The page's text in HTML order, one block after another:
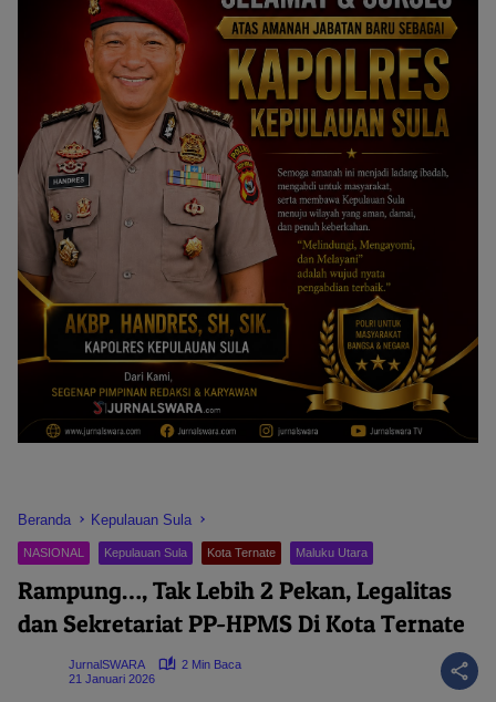
Beranda Kepulauan Sula
NASIONAL Kepulauan Sula Kota Ternate Maluku Utara
Rampung…, Tak Lebih 2 Pekan, Legalitas
dan Sekretariat PP-HPMS Di Kota Ternate
JurnalSWARA
2 Min Baca
21 Januari 2026